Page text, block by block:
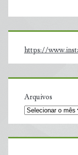
https://
Arquivos